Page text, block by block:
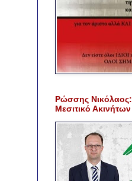
Ρώσσης Νικόλαος:
Μεσιτικό Ακινήτων